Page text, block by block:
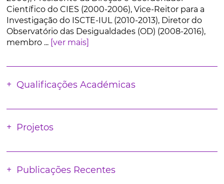
Científico do CIES (2000-2006), Vice-Reitor para a
Investigação do ISCTE-IUL (2010-2013), Diretor do
Observatório das Desigualdades (OD) (2008-2016),
membro ... [ver mais]
Qualificações Académicas
Projetos
Publicações Recentes